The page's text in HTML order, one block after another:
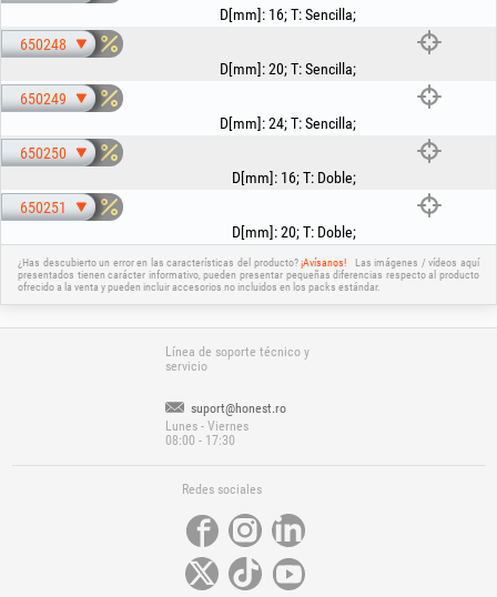
D[mm]: 16;T:Sencilla;
650248
D[mm]:20;T:Sencilla;
650249
D[mm]:24;T:Sencilla;
650250
D[mm]: 16;T: Doble;
650251
D[mm]:20;T: Doble;
¿Has descubierto un error en las características del producto?¡Avísanos!
Las imágenes / vídeos aquí
presentados tienen carácter informativo, pueden presentar pequeñas diferencias respecto al producto
ofrecido a la venta y pueden incluir accesorios no incluidos en los packs estándar.
Línea de soporte técnico y
servicio
suport@honest.ro
Lunes - Viernes
08:00 - 17:30
Redes sociales